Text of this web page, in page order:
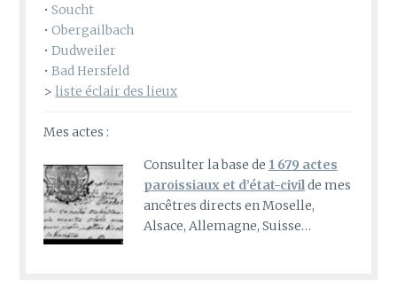
•Soucht
•Obergailbach
•Dudweiler
•Bad Hersfeld
> liste éclair des lieux
Mes actes :
Consulter la base de 1 679 actes
paroissiaux et d’état-civilde mes
ancêtres directs en Moselle,
Alsace, Allemagne, Suisse…